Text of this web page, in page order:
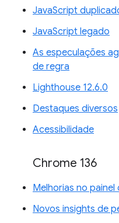
JavaScript
JavaScript legado
As especulações
de regra
Lighthouse 12.6.0
Destaques diversos
Acessibilidade
Chrome 136
Melhorias no
Novos insights de